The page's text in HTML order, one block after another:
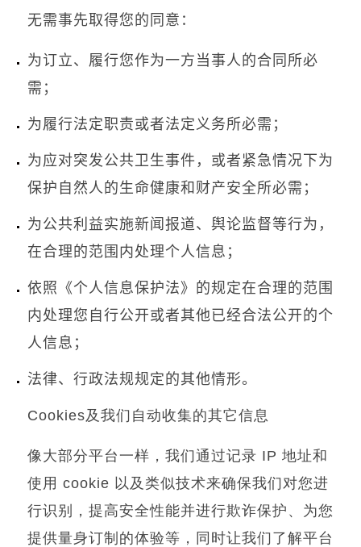
无需事先取得您的同意：
为订立、履行您作为一方当事人的合同所必
需；
为履行法定职责或者法定义务所必需；
为应对突发公共卫生事件，或者紧急情况下为
保护自然人的生命健康和财产安全所必需；
为公共利益实施新闻报道、舆论监督等行为，
在合理的范围内处理个人信息；
依照《个人信息保护法》的规定在合理的范围
内处理您自行公开或者其他已经合法公开的个
人信息；
法律、行政法规规定的其他情形。
Cookies及我们自动收集的其它信息
像大部分平台一样，我们通过记录 IP 地址和
使用 cookie 以及类似技术来确保我们对您进
行识别，提高安全性能并进行欺诈保护、为您
提供量身订制的体验等，同时让我们了解平台